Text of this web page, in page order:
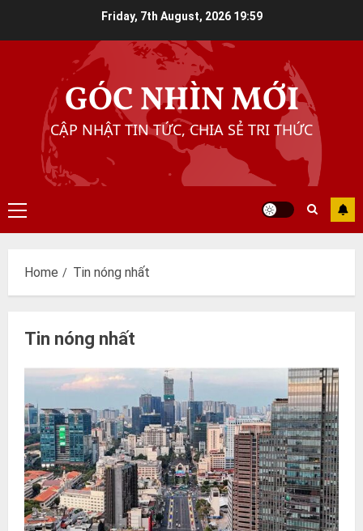
Friday, 7th August, 2026 19:59
GÓC NHÌN MỚI
CẬP NHẬT TIN TỨC, CHIA SẺ TRI THỨC
Primary
Menu
Home Tin nóng nhất
Tin nóng nhất